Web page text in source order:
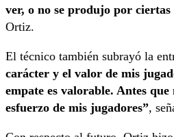
ver, o no se produjo por
Ortiz.
El técnico también subrayó la
carácter y el valor de mis
empate es valorable. Antes
esfuerzo de mis jugadores”,